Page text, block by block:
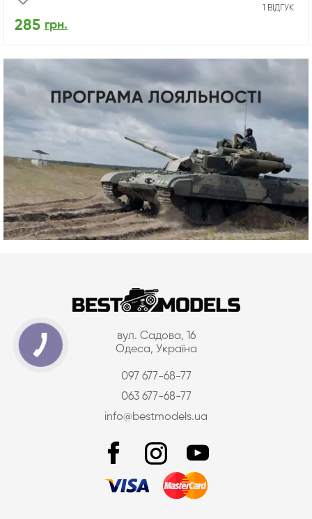
1 ВІДГУК
285 грн.
вул. Садова, 16
Одеса, Україна
097 677-68-77
063 677-68-77
info@bestmodels.ua